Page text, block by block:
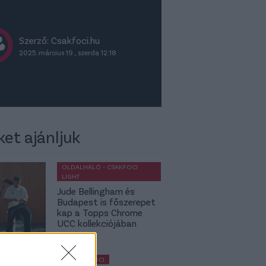
Szerző: Csakfoci.hu
2025. március 19., szerda 12:18
ajánljuk
OLDALHÁLÓ - CSAKFOCI
LIGHT
Jude Bellingham és
Budapest is főszerepet
kap a Topps Chrome
UCC kollekciójában
MAGYAR FOCI